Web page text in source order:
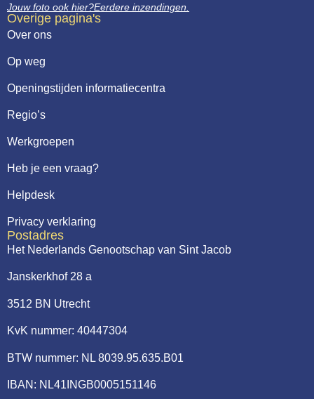
Jouw foto ook hier?Eerdere inzendingen.
Overige pagina's
Over ons
Op weg
Openingstijden informatiecentra
Regio’s
Werkgroepen
Heb je een vraag?
Helpdesk
Privacy verklaring
Postadres
Het Nederlands Genootschap van Sint Jacob
Janskerkhof 28 a
3512 BN Utrecht
KvK nummer: 40447304
BTW nummer: NL 8039.95.635.B01
IBAN: NL41INGB0005151146